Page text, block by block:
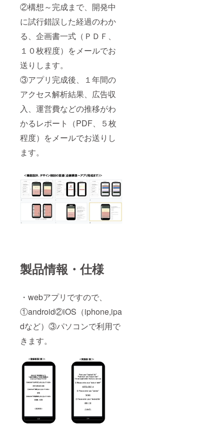
②構想～完成まで、開発中
に試行錯誤した経過のわか
る、企画書一式（ＰＤＦ、
１０枚程度）をメールでお
送りします。
③アプリ完成後、１年間の
アクセス解析結果、広告収
入、運営費などの推移がわ
かるレポート（PDF、５枚
程度）をメールでお送りし
ます。
製品情報・仕様
・webアプリですので、
①android②iOS（iphone,ipa
dなど）③パソコンで利用で
きます。